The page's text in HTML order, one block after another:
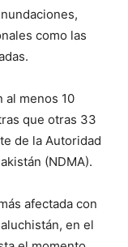
como las
al menos 10
que otras 33
de la Autoridad
(NDMA).
afectada con
en el